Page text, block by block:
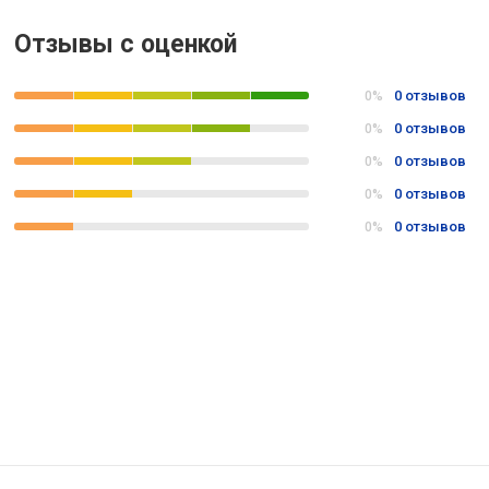
Отзывы с оценкой
0% 0 отзывов
0% 0 отзывов
0% 0 отзывов
0% 0 отзывов
0% 0 отзывов